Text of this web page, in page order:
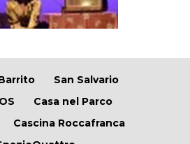
San Salvario
Casa nel Parco
Cascina Roccafranca